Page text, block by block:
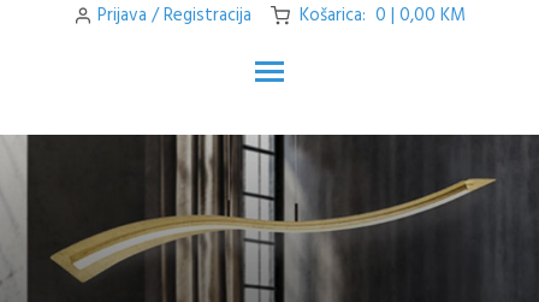
Prijava / Registracija Košarica: 0 | 0,00 KM